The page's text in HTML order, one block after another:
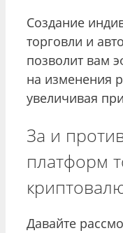
Создание
торговли и
позволит вам
на изменения
увеличивая
За и
платформ
Давайте